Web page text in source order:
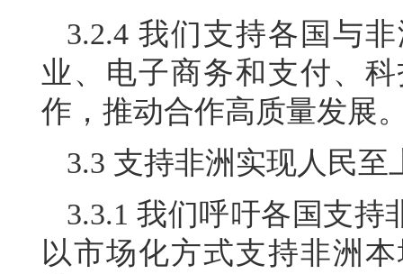
3.2.4 我们支持各国与
业、电子商务和支付、
作，推动合作高质量发展
3.3 支持非洲实现人民至
3.3.1 我们呼吁各国支
以市场化方式支持非洲